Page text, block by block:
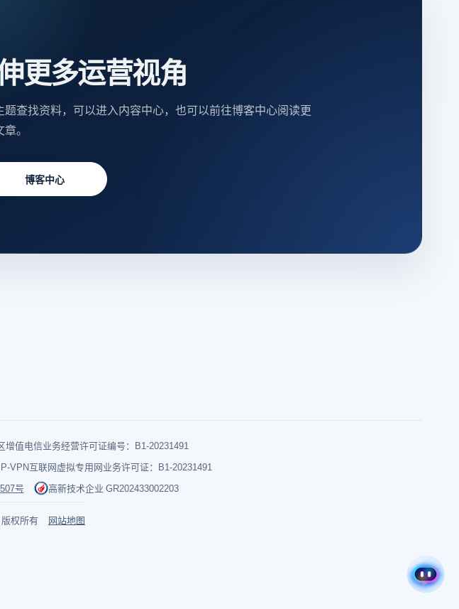
更多运营视角
查找资料，可以进入内容中心，也可以前往博客中心阅读更
。
博客中心
增值电信业务经营许可证编号：B1-20231491
VPN互联网虚拟专用网业务许可证：B1-20231491
号 高新技术企业 GR202433002203
权所有 网站地图